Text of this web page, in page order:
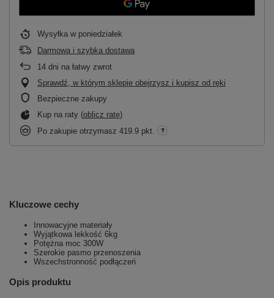
Wysyłka w poniedziałek
Darmowa i szybka dostawa
14 dni na łatwy zwrot
Sprawdź, w którym sklepie obejrzysz i kupisz od ręki
Bezpieczne zakupy
Kup na raty (oblicz ratę)
Po zakupie otrzymasz 419.9 pkt.
Kluczowe cechy
Innowacyjne materiały
Wyjątkowa lekkość 6kg
Potężna moc 300W
Szerokie pasmo przenoszenia
Wszechstronność podłączeń
Opis produktu